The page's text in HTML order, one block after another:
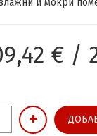
и мокри
€ /